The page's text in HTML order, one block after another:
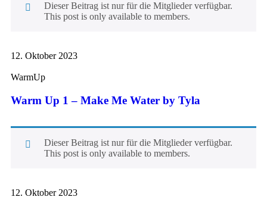
Dieser Beitrag ist nur für die Mitglieder verfügbar.
This post is only available to members.
12. Oktober 2023
WarmUp
Warm Up 1 – Make Me Water by Tyla
Dieser Beitrag ist nur für die Mitglieder verfügbar.
This post is only available to members.
12. Oktober 2023